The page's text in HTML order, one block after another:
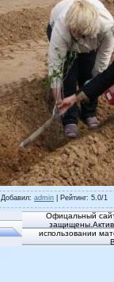
Добавил: admin Рейтинг: 5.0/1
Офицальный
использовании